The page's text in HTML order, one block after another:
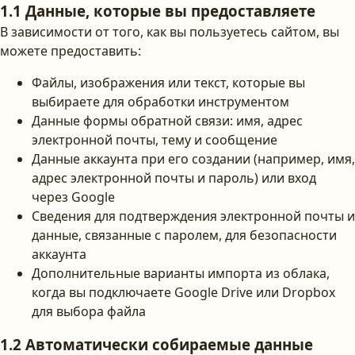
1.1 Данные, которые вы предоставляете
В зависимости от того, как вы пользуетесь сайтом, вы
можете предоставить:
Файлы, изображения или текст, которые вы
выбираете для обработки инструментом
Данные формы обратной связи: имя, адрес
электронной почты, тему и сообщение
Данные аккаунта при его создании (например, имя,
адрес электронной почты и пароль) или вход
через Google
Сведения для подтверждения электронной почты и
данные, связанные с паролем, для безопасности
аккаунта
Дополнительные варианты импорта из облака,
когда вы подключаете Google Drive или Dropbox
для выбора файла
1.2 Автоматически собираемые данные